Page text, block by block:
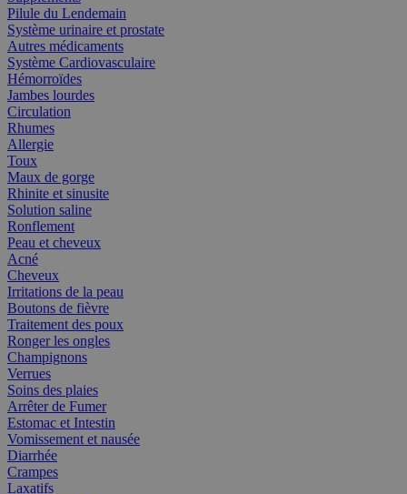
Pilule du Lendemain
Système urinaire et prostate
Autres médicaments
Système Cardiovasculaire
Hémorroïdes
Jambes lourdes
Circulation
Rhumes
Allergie
Toux
Maux de gorge
Rhinite et sinusite
Solution saline
Ronflement
Peau et cheveux
Acné
Cheveux
Irritations de la peau
Boutons de fièvre
Traitement des poux
Ronger les ongles
Champignons
Verrues
Soins des plaies
Arrêter de Fumer
Estomac et Intestin
Vomissement et nausée
Diarrhée
Crampes
Laxatifs